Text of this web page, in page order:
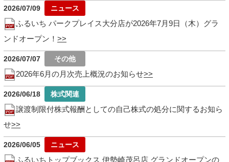
2026/07/09
ふるいち パークプレイス大分店が2026年7月9日（木）グラ
ンドオープン！
2026/07/07
2026年6月の月次売上概況のお知らせ
2026/06/18
譲渡制限付株式報酬としての自己株式の処分に関するお知ら
せ
2026/06/05
ふるいちトップブックス 伊勢崎茂呂店 グランドオープンの